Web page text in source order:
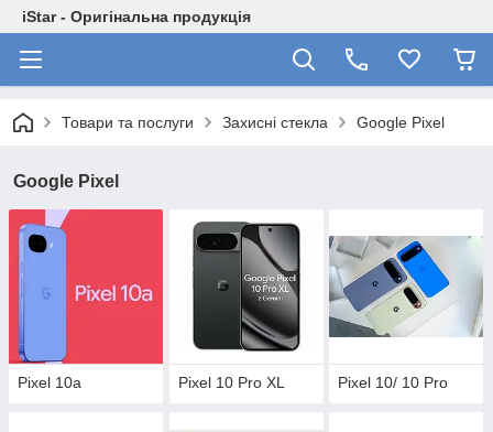
iStar - Оригінальна продукція
Товари та послуги Захисні стекла Google Pixel
Google Pixel
Pixel 10a Pixel 10 Pro XL Pixel 10/ 10 Pro